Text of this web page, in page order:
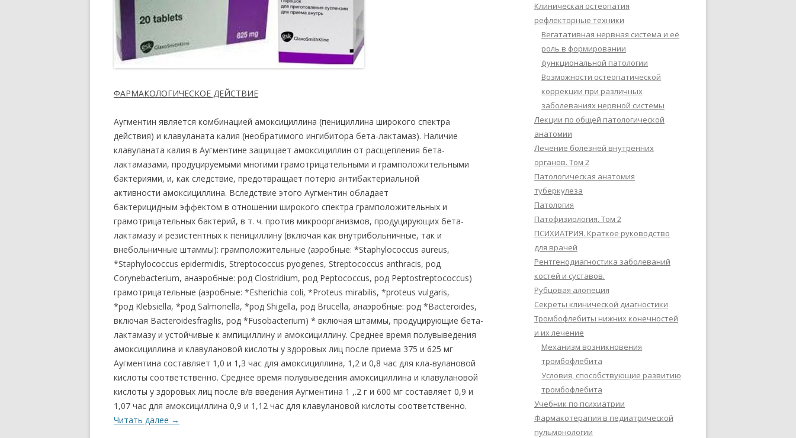
ФАРМАКОЛОГИЧЕСКОЕ ДЕЙСТВИЕ
Аугментин является комбинацией амоксициллина (пенициллина широкого спектра
действия) и клавуланата калия (необратимого ингибитора бета-лактамаз). Наличие
клавуланата калия в Аугментине защищает амоксициллин от расщепления бета-
лактамазами, продуцируемыми многими грамотрицательными и грамположительными
бактериями, и, как следствие, предотвращает потерю антибактериальной
активности амоксициллина. Вследствие этого Аугментин обладает
бактерицидным эффектом в отношении широкого спектра грамположительных и
грамотрицательных бактерий, в т. ч. против микроорганизмов, продуцирующих бета-
лактамазу и резистентных к пенициллину (включая как внутрибольничные, так и
внебольничные штаммы): грамположительные (аэробные: *Staphylococcus aureus,
*Staphylococcus epidermidis, Streptococcus pyogenes, Streptococcus anthracis, poд
Corynebacterium, анаэробные: род Clostridium, род Peptococcus, род Peptostreptococcus)
грамотрицательные (аэробные: *Esherichia coli, *Proteus mirabilis, *proteus vulgaris,
*род Klebsiella, *род Salmonella, *род Shigella, род Brucella, анаэробные: род *Bacteroides,
включая Bacteroidesfragilis, род *Fusobacterium) * включая штаммы, продуцирующие бета-
лактамазу и устойчивые к ампициллину и амоксициллину. Среднее время полувыведения
амоксициллина и клавулановой кислоты у здоровых лиц после приема 375 и 625 мг
Аугментина составляет 1,0 и 1,3 час для амоксициллина, 1,2 и 0,8 час для кла-вулановой
кислоты соответственно. Среднее время полувыведения амоксициллина и клавулановой
кислоты у здоровых лиц после в/в введения Аугментина 1 ,.2 г и 600 мг составляет 0,9 и
1,07 час для амоксициллина 0,9 и 1,12 час для клавулановой кислоты соответственно.
Читать далее →
Клиническая остеопатия
рефлекторные техники
Вегатативная нервная система и её
роль в формировании
функциональной патологии
Возможности остеопатической
коррекции при различных
заболеваниях нервной системы
Лекции по общей патологической
анатомии
Лечение болезней внутренних
органов. Том 2
Патологическая анатомия
туберкулеза
Патология
Патофизиология. Том 2
ПСИХИАТРИЯ. Краткое руководство
для врачей
Рентгенодиагностика заболеваний
костей и суставов.
Рубцовая алопеция
Секреты клинической диагностики
Тромбофлебиты нижних конечностей
и их лечение
Механизм возникновения
тромбофлебита
Условия, способствующие развитию
тромбофлебита
Учебник по психиатрии
Фармакотерапия в педиатрической
пульмонологии